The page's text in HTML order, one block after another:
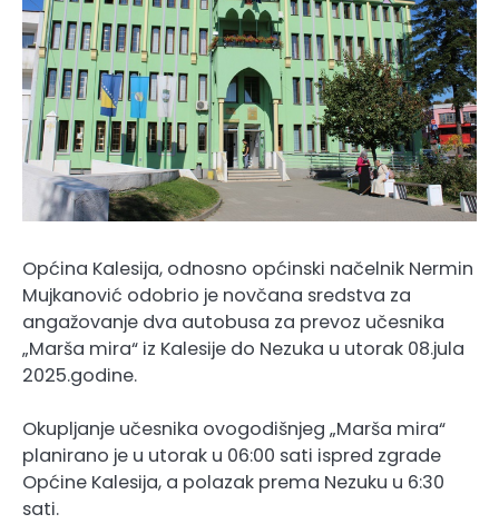
Općina Kalesija, odnosno općinski načelnik Nermin
Mujkanović odobrio je novčana sredstva za
angažovanje dva autobusa za prevoz učesnika
„Marša mira“ iz Kalesije do Nezuka u utorak 08.jula
2025.godine.
Okupljanje učesnika ovogodišnjeg „Marša mira“
planirano je u utorak u 06:00 sati ispred zgrade
Općine Kalesija, a polazak prema Nezuku u 6:30
sati.